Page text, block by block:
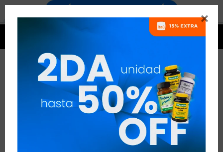

PROTEÍNAS DE SUERO AISLADA
- RUNNING
PROTEÍNAS DE SUERO AISLADA
QUITAR FILTROS
RECOMENDADOS